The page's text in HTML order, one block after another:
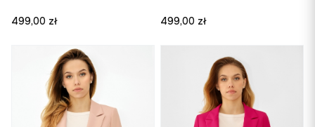
Cena
499,00 zł Cena
499,00 zł